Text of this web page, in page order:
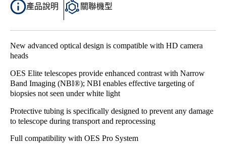
產品說明 關聯機型
New advanced optical design is compatible with HD camera
heads
OES Elite telescopes provide enhanced contrast with Narrow
Band Imaging (NBI®); NBI enables effective targeting of
biopsies not seen under white light
Protective tubing is specifically designed to prevent any damage
to telescope during transport and reprocessing
Full compatibility with OES Pro System